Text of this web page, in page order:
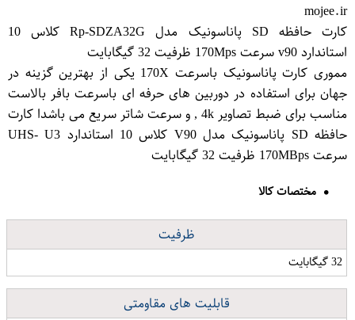
mojee.ir
کارت حافظه SD پاناسونیک مدل Rp-SDZA32G کلاس 10
استاندارد v90 سرعت 170Mps ظرفیت 32 گیگابایت
مموری کارت پاناسونیک باسرعت 170X یکی از بهترین گزینه در
جهان برای استفاده در دوربین های حرفه ای باسرعت بافر بالاست
مناسب برای ضبط تصاویر 4k , و سرعت شاتر سریع می باشدا کارت
حافظه SD پاناسونیک مدل V90 کلاس 10 استاندارد UHS- U3
سرعت 170MBps ظرفیت 32 گیگابایت
مختصات کالا
ظرفیت
32 گیگابایت
قابلیت های مقاومتی